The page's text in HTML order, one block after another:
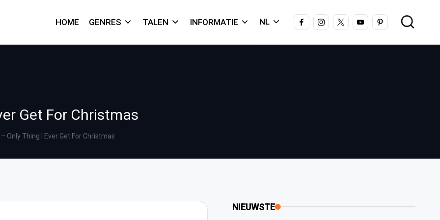
HOME GENRES TALEN INFORMATIE NL FACEBOOKINSTAGRAM
X YOUTUBEPINTEREST
Get For Christmas
Only Thing I Ever Get For Christmas
NIEUWSTE